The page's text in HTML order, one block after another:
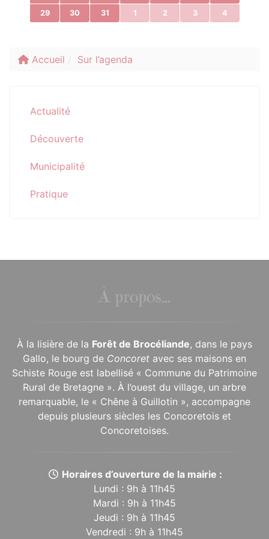
29 30 31 1 2 3 4
Accueil Sur l’agenda
Actualité
Découverte
Municipalité
Pratique
À propos...
À la lisière de la Forêt de Brocéliande, dans le pays
Gallo, le bourg de Concoret avec ses maisons en
Schiste Rouge est labellisé « Commune du Patrimoine
Rural de Bretagne ». À l’ouest du village, un arbre
remarquable, le « Chêne à Guillotin », accompagne
depuis plusieurs siècles les Concoretois et
Concoretoises.
Horaires d’ouverture de la mairie :
Lundi : 9h à 11h45
Mardi : 9h à 11h45
Jeudi : 9h à 11h45
Vendredi : 9h à 11h45